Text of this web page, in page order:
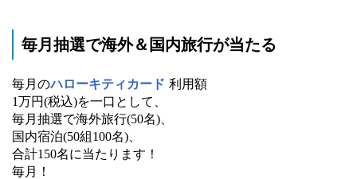
毎月抽選で海外＆国内旅行が当たる
毎月のハローキティカード 利用額
1万円(税込)を一口として、
毎月抽選で海外旅行(50名)、
国内宿泊(50組100名)、
合計150名に当たります！
毎月！